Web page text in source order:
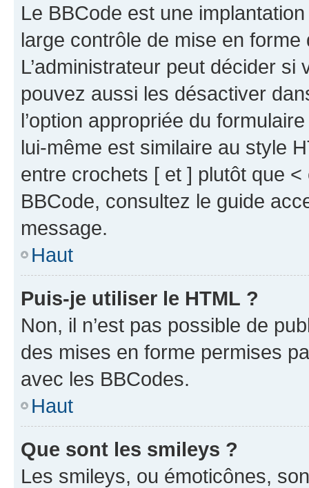
Le BBCode est une
large contrôle de mise en forme
L’administrateur peut décider
pouvez aussi les désactiver
l’option appropriée du
lui-même est similaire au style
entre crochets [ et ] plutôt que
BBCode, consultez le guide
message.
Haut
Puis-je utiliser le HTML ?
Non, il n’est pas possible de
des mises en forme permises
avec les BBCodes.
Haut
Que sont les smileys ?
Les smileys, ou émoticônes,